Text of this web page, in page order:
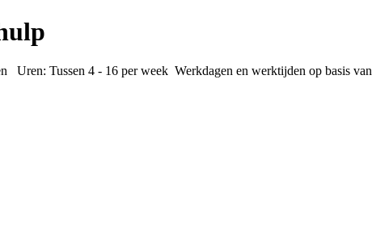
Uren: Tussen 4 - 16 per week Werkdagen en werktijden op basis van